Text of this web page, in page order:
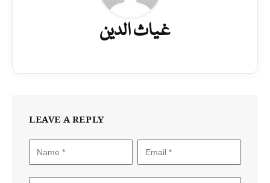
غیاث الدین
LEAVE A REPLY